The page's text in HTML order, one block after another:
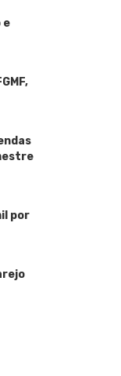
e
por